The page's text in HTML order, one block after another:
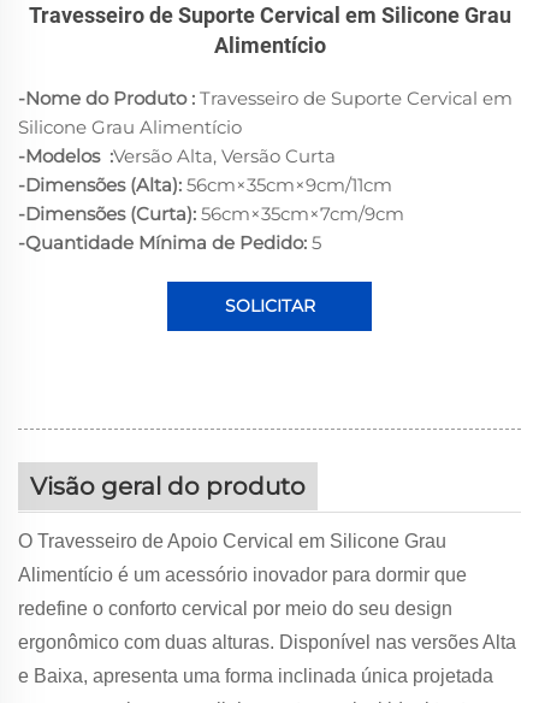
Travesseiro de Suporte Cervical em Silicone Grau
Alimentício
-Nome do Produto : Travesseiro de Suporte Cervical em
Silicone Grau Alimentício
-Modelos :Versão Alta, Versão Curta
-Dimensões (Alta): 56cm×35cm×9cm/11cm
-Dimensões (Curta): 56cm×35cm×7cm/9cm
-Quantidade Mínima de Pedido: 5
SOLICITAR
Visão geral do produto
O Travesseiro de Apoio Cervical em Silicone Grau
Alimentício é um acessório inovador para dormir que
redefine o conforto cervical por meio do seu design
ergonômico com duas alturas. Disponível nas versões Alta
e Baixa, apresenta uma forma inclinada única projetada